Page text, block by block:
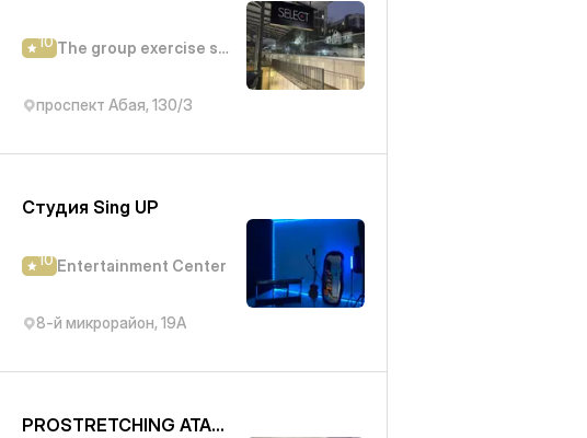
10 The group exercise studio
проспект Абая, 130/3
Студия Sing UP
10 Entertainment Center
8-й микрорайон, 19А
PROSTRETCHING ATAKENT